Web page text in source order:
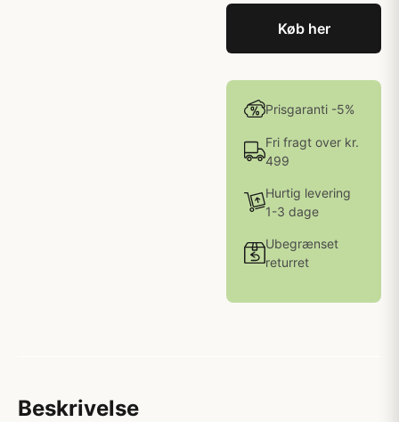
Køb her
Prisgaranti -5%
Fri fragt over kr.
499
Hurtig levering
1-3 dage
Ubegrænset
returret
Beskrivelse